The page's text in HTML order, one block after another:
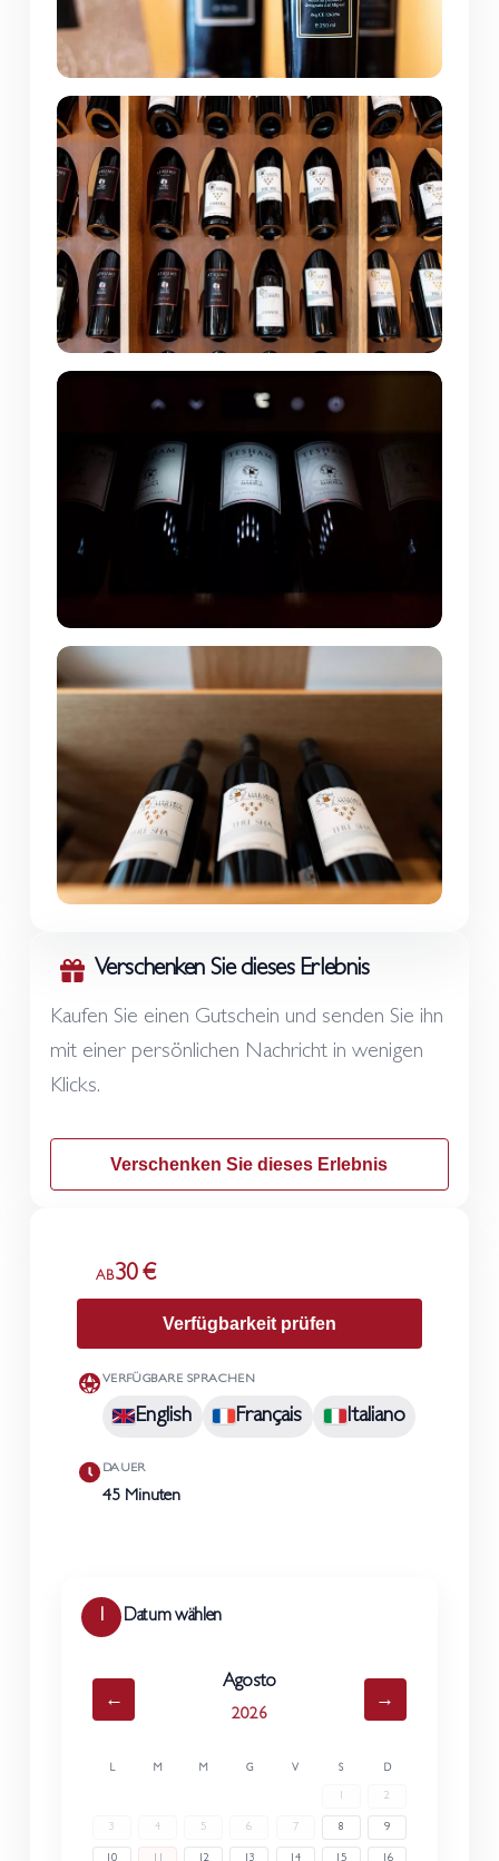
AB30 €
Verfügbarkeit prüfen
VERFÜGBARE SPRACHEN
English Français Italiano
DAUER
45 Minuten
1 Datum wählen
←
Agosto
2026
→
L M M G V S D
1 2
3 4 5 6 7 8 9
10 12 13 14 15 16
Verschenken Sie dieses Erlebnis
Kaufen Sie einen Gutschein und senden Sie ihn
mit einer persönlichen Nachricht in wenigen
Klicks.
Verschenken Sie dieses Erlebnis